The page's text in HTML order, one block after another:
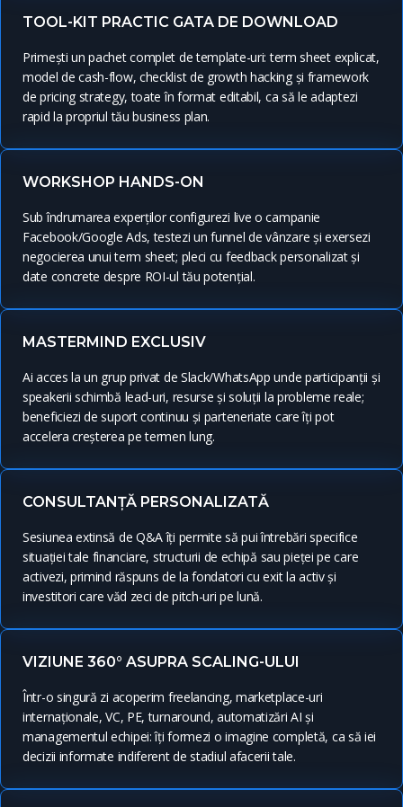
TOOL-KIT PRACTIC GATA DE DOWNLOAD
Primești un pachet complet de template-uri: term sheet explicat,
model de cash-flow, checklist de growth hacking și framework
de pricing strategy, toate în format editabil, ca să le adaptezi
rapid la propriul tău business plan.
WORKSHOP HANDS-ON
Sub îndrumarea experților configurezi live o campanie
Facebook/Google Ads, testezi un funnel de vânzare și exersezi
negocierea unui term sheet; pleci cu feedback personalizat și
date concrete despre ROI-ul tău potențial.
MASTERMIND EXCLUSIV
Ai acces la un grup privat de Slack/WhatsApp unde participanții și
speakerii schimbă lead-uri, resurse și soluții la probleme reale;
beneficiezi de suport continuu și parteneriate care îți pot
accelera creșterea pe termen lung.
CONSULTANȚĂ PERSONALIZATĂ
Sesiunea extinsă de Q&A îți permite să pui întrebări specifice
situației tale financiare, structurii de echipă sau pieței pe care
activezi, primind răspuns de la fondatori cu exit la activ și
investitori care văd zeci de pitch-uri pe lună.
VIZIUNE 360° ASUPRA SCALING-ULUI
Într-o singură zi acoperim freelancing, marketplace-uri
internaționale, VC, PE, turnaround, automatizări AI și
managementul echipei: îți formezi o imagine completă, ca să iei
decizii informate indiferent de stadiul afacerii tale.